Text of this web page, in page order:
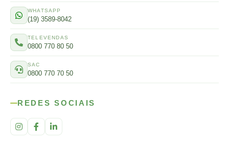
WHATSAPP
(19) 3589-8042
TELEVENDAS
0800 770 80 50
SAC
0800 770 70 50
REDES SOCIAIS